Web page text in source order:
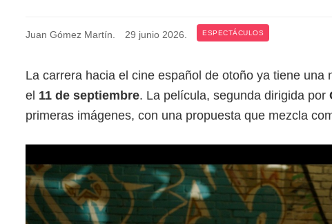
Juan Gómez Martín. 29 junio 2026. ESPECTÁCULOS
La carrera hacia el cine español de otoño ya tiene una
el 11 de septiembre. La película, segunda dirigida por
primeras imágenes, con una propuesta que mezcla